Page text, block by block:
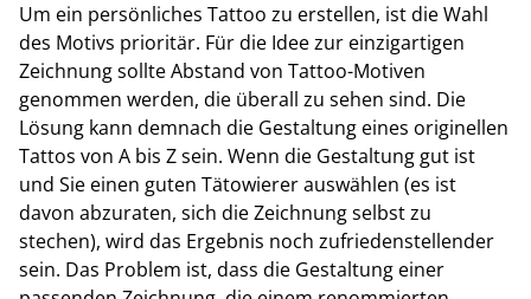
Um ein persönliches Tattoo zu erstellen, ist die Wahl
des Motivs prioritär. Für die Idee zur einzigartigen
Zeichnung sollte Abstand von Tattoo-Motiven
genommen werden, die überall zu sehen sind. Die
Lösung kann demnach die Gestaltung eines originellen
Tattos von A bis Z sein. Wenn die Gestaltung gut ist
und Sie einen guten Tätowierer auswählen (es ist
davon abzuraten, sich die Zeichnung selbst zu
stechen), wird das Ergebnis noch zufriedenstellender
sein. Das Problem ist, dass die Gestaltung einer